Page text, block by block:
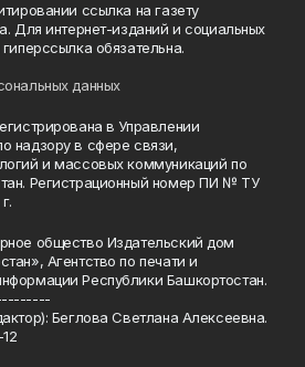
ссылка на газету
Для интернет-изданий и социальных
обязательна.
данных
в Управлении
надзору в сфере связи,
и массовых коммуникаций по
Регистрационный номер ПИ № ТУ
общество Издательский дом
Агентство по печати и
Республики Башкортостан.
Беглова Светлана Алексеевна.